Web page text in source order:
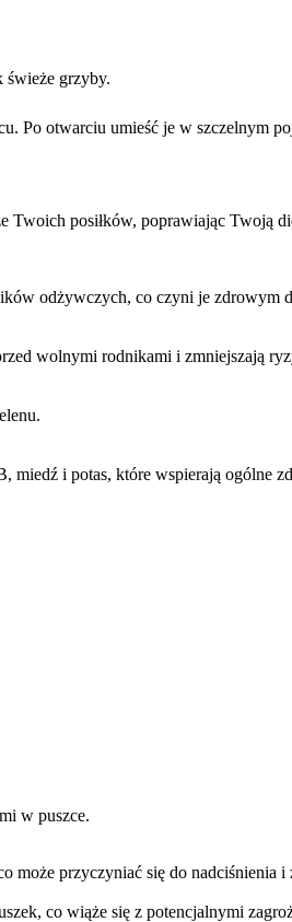
świeże grzyby.
Po otwarciu umieść je w szczelnym
posiłków, poprawiając Twoją
odżywczych, co czyni je zdrowym
wolnymi rodnikami i zmniejszają
miedź i potas, które wspierają ogólne
w puszce.
może przyczyniać się do nadciśnienia
co wiąże się z potencjalnymi